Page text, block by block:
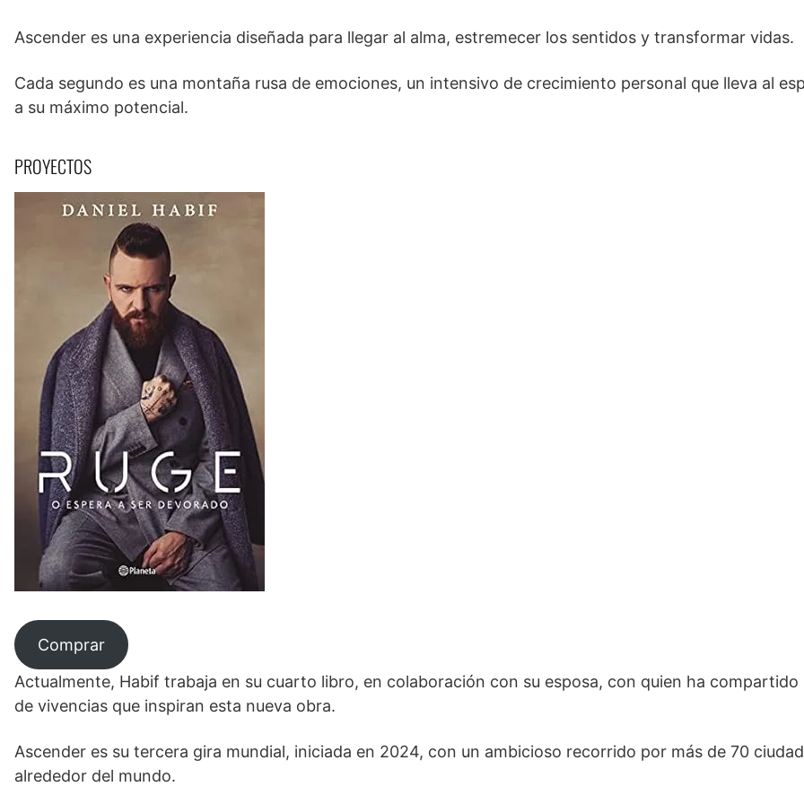
Ascender es una experiencia diseñada para llegar al alma, estremecer los sentidos y transformar vidas.
Cada segundo es una montaña rusa de emociones, un intensivo de crecimiento personal que lleva al
a su máximo potencial.
PROYECTOS
Comprar
Actualmente, Habif trabaja en su cuarto libro, en colaboración con su esposa, con quien ha compartido
de vivencias que inspiran esta nueva obra.
Ascender es su tercera gira mundial, iniciada en 2024, con un ambicioso recorrido por más de 70
alrededor del mundo.